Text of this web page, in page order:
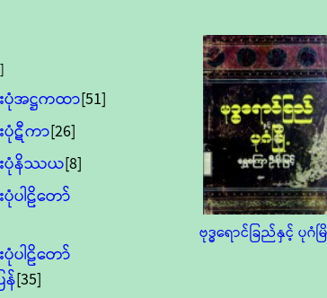
အဋ္ဌကထာ[51]
ဋီကာ[26]
ပုံနိဿယ[8]
ပါဠိတော်
ပါဠိတော်
န်[35]
ဗုဒ္ဓရောင်ခြည်နှင့် ပုဂံ